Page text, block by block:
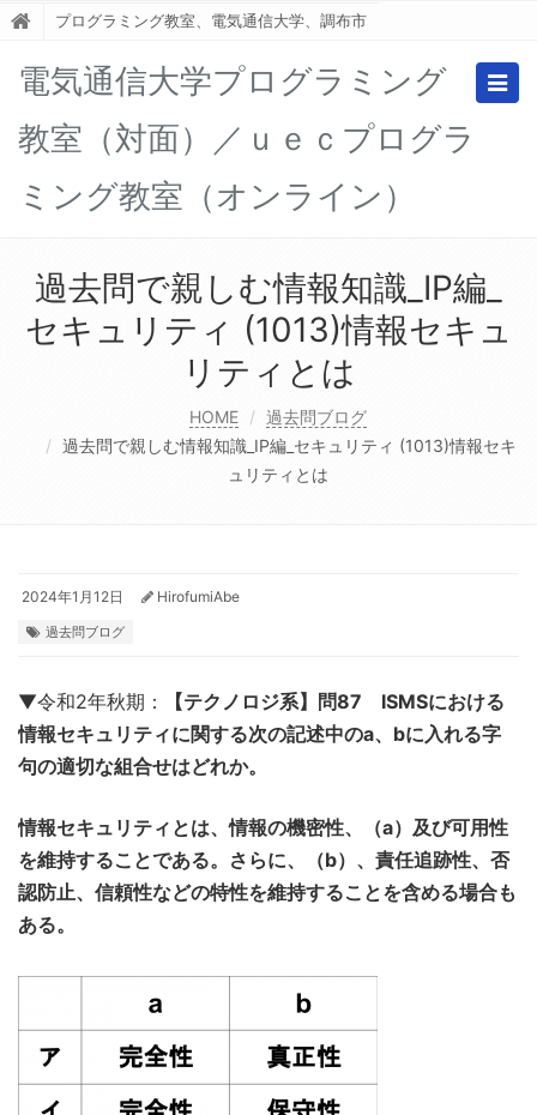
プログラミング教室、電気通信大学、調布市
電気通信大学プログラミング
教室（対面）／ｕｅｃプログラ
ミング教室（オンライン）
過去問で親しむ情報知識_IP編_
セキュリティ (1013)情報セキュ
リティとは
HOME
過去問ブログ
過去問で親しむ情報知識_IP編_セキュリティ (1013)情報セキ
ュリティとは
2024年1月12日 HirofumiAbe
過去問ブログ
▼令和2年秋期：
【テクノロジ系】問87 ISMSにおける
情報セキュリティに関する次の記述中のa、bに入れる字
句の適切な組合せはどれか。
情報セキュリティとは、情報の機密性、（a）及び可用性
を維持することである。さらに、（b）、責任追跡性、否
認防止、信頼性などの特性を維持することを含める場合も
ある。